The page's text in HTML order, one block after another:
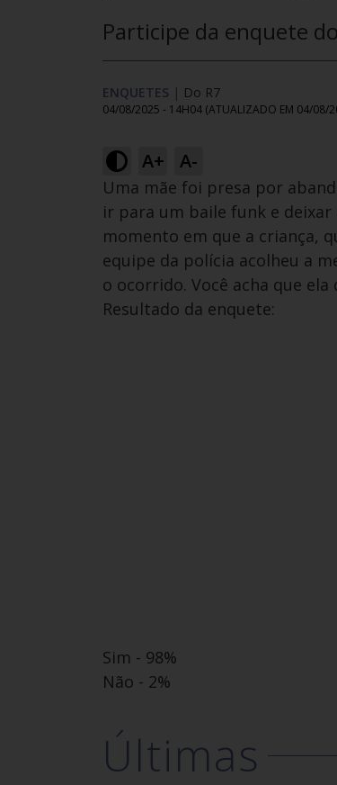
Participe da enquete
ENQUETES | Do R7
04/08/2025 - 14H04 (ATUALIZADO EM 04/08/
A+ A-
Uma mãe foi presa por
ir para um baile funk e deixar
momento em que a criança,
equipe da polícia acolheu a
o ocorrido. Você acha que
Resultado da enquete:
Sim - 98%
Não - 2%
Últimas